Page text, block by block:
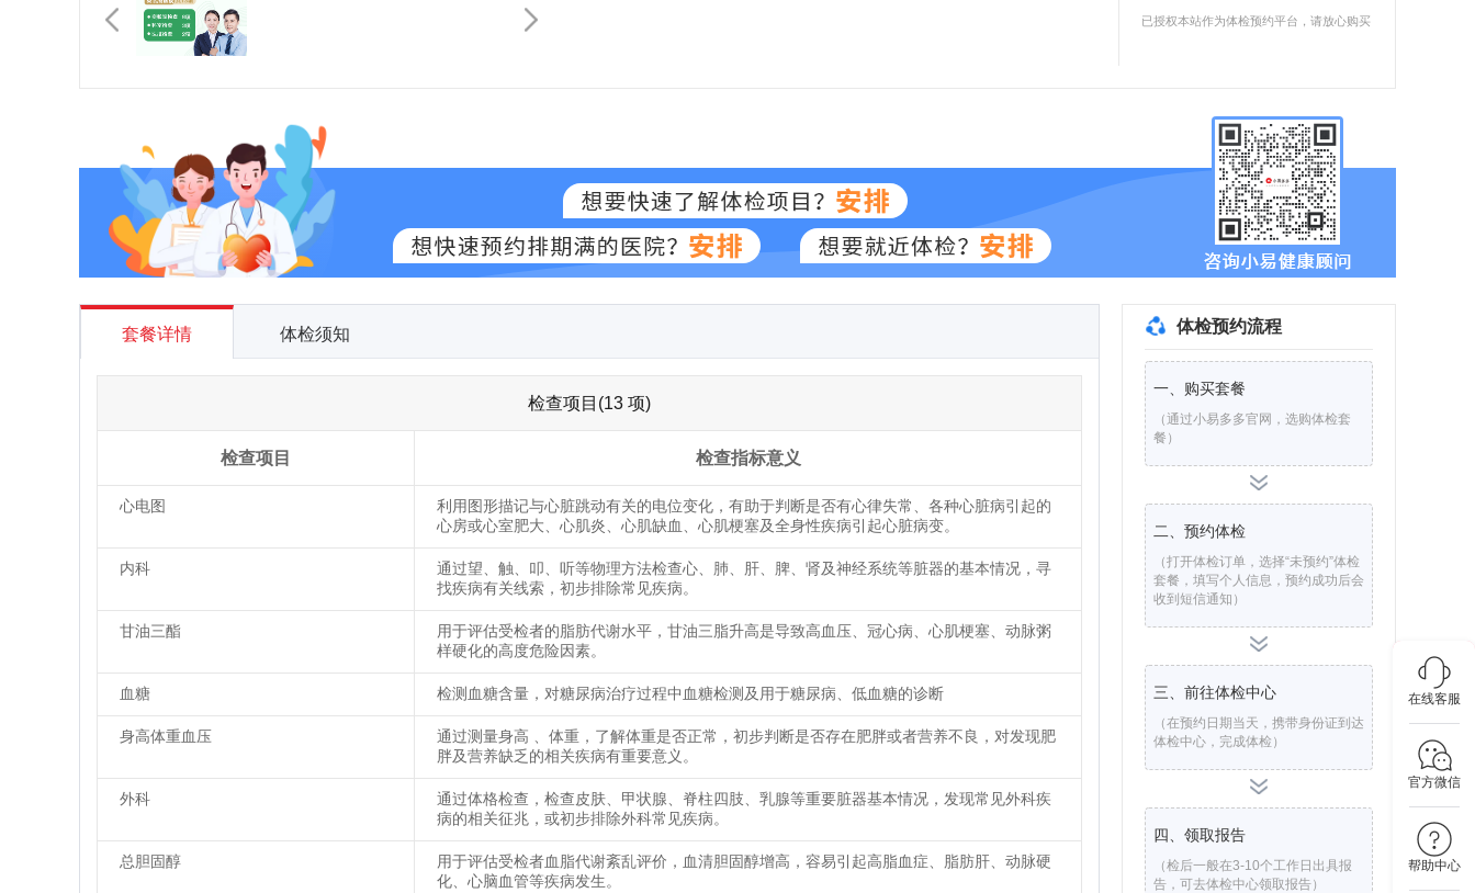
在线客服
官方微信
帮助中心
已授权本站作为体检预约平台，请放心购买
套餐详情 体检须知
检查项目(13 项)
检查项目 检查指标意义
心电图
利用图形描记与心脏跳动有关的电位变化，有助于判断是否有心律失常、各种心脏病引起的
心房或心室肥大、心肌炎、心肌缺血、心肌梗塞及全身性疾病引起心脏病变。
内科
通过望、触、叩、听等物理方法检查心、肺、肝、脾、肾及神经系统等脏器的基本情况，寻
找疾病有关线索，初步排除常见疾病。
甘油三酯
用于评估受检者的脂肪代谢水平，甘油三脂升高是导致高血压、冠心病、心肌梗塞、动脉粥
样硬化的高度危险因素。
血糖 检测血糖含量，对糖尿病治疗过程中血糖检测及用于糖尿病、低血糖的诊断
身高体重血压
通过测量身高 、体重，了解体重是否正常，初步判断是否存在肥胖或者营养不良，对发现肥
胖及营养缺乏的相关疾病有重要意义。
外科
通过体格检查，检查皮肤、甲状腺、脊柱四肢、乳腺等重要脏器基本情况，发现常见外科疾
病的相关征兆，或初步排除外科常见疾病。
总胆固醇
用于评估受检者血脂代谢紊乱评价，血清胆固醇增高，容易引起高脂血症、脂肪肝、动脉硬
化、心脑血管等疾病发生。
体检预约流程
一、购买套餐
（通过小易多多官网，选购体检套
餐）
二、预约体检
（打开体检订单，选择“未预约”体检
套餐，填写个人信息，预约成功后会
收到短信通知）
三、前往体检中心
（在预约日期当天，携带身份证到达
体检中心，完成体检）
四、领取报告
（检后一般在3-10个工作日出具报
告，可去体检中心领取报告）